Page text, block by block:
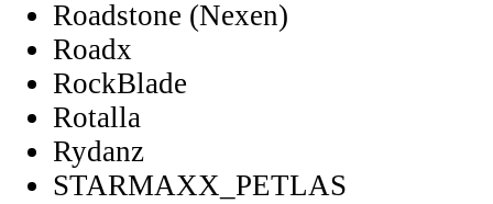
Roadstone (Nexen)
Roadx
RockBlade
Rotalla
Rydanz
STARMAXX_PETLAS